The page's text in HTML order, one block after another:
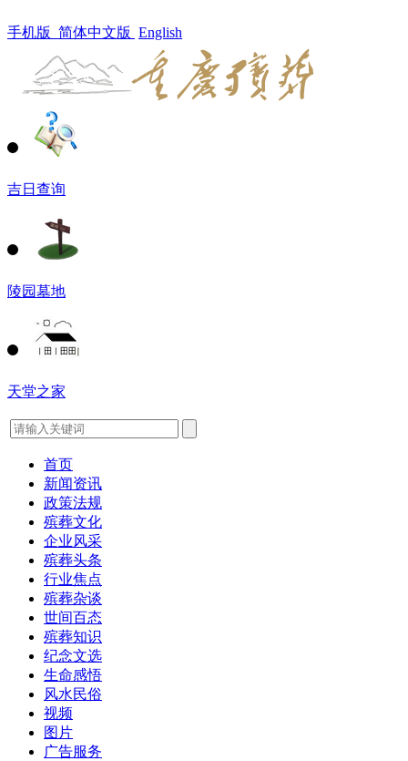
手机版 简体中文版 English
吉日查询
陵园墓地
天堂之家
首页
新闻资讯
政策法规
殡葬文化
企业风采
殡葬头条
行业焦点
殡葬杂谈
世间百态
殡葬知识
纪念文选
生命感悟
风水民俗
视频
图片
广告服务